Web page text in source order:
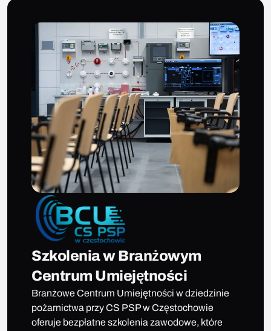
Szkolenia w Branżowym
Centrum Umiejętności
Branżowe Centrum Umiejętności w dziedzinie
pożarnictwa przy CS PSP w Częstochowie
oferuje bezpłatne szkolenia zawodowe, które